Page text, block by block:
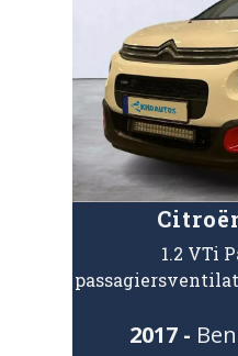
1.2 VTi
2017 -